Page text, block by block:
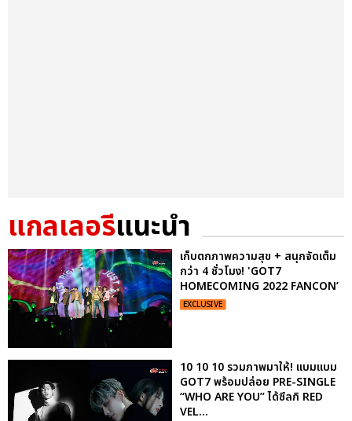
แกลเลอรีแนะนำ
เก็บตกภาพความสุข + สนุกจัดเต็ม
กว่า 4 ชั่วโมง! 'GOT7
HOMECOMING 2022 FANCON’
EXCLUSIVE
10 10 10 รวมภาพมาให้! แบมแบม
GOT7 พร้อมปล่อย PRE-SINGLE
“WHO ARE YOU” ได้ซึลกิ RED
VEL...